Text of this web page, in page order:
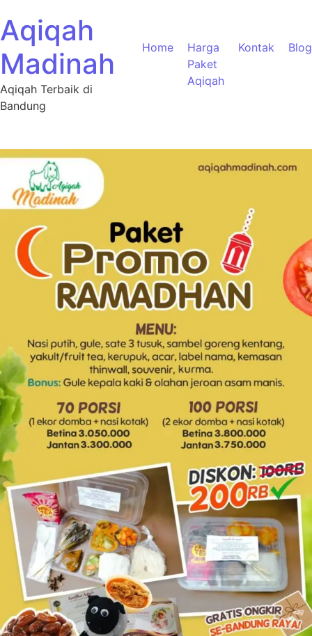
Aqiqah
Madinah
Aqiqah Terbaik di
Bandung
Home
Harga
Paket
Aqiqah
Kontak Blog